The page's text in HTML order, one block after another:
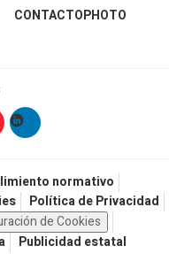
CONTACTOPHOTO
normativo
Política de Privacidad
de Cookies
Publicidad estatal